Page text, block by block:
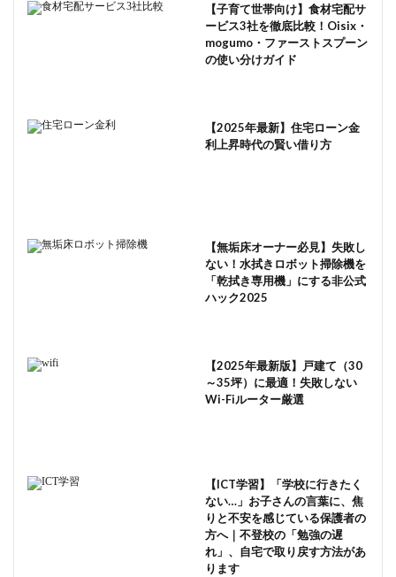
【子育て世帯向け】食材宅配サ
ービス3社を徹底比較！Oisix・
mogumo・ファーストスプーン
の使い分けガイド
【2025年最新】住宅ローン金
利上昇時代の賢い借り方
【無垢床オーナー必見】失敗し
ない！水拭きロボット掃除機を
「乾拭き専用機」にする非公式
ハック2025
【2025年最新版】戸建て（30
～35坪）に最適！失敗しない
Wi-Fiルーター厳選
【ICT学習】「学校に行きたく
ない…」お子さんの言葉に、焦
りと不安を感じている保護者の
方へ｜不登校の「勉強の遅
れ」、自宅で取り戻す方法があ
ります